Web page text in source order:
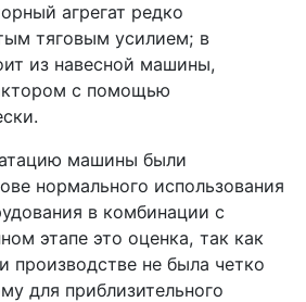
агрегат редко
тяговым усилием; в
из навесной машины,
с помощью
машины были
нормального использования
в комбинации с
этапе это оценка, так как
производстве не была четко
для приблизительного